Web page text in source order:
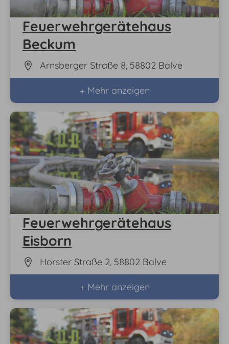
Feuerwehrgerätehaus
Beckum
Arnsberger Straße 8, 58802 Balve
+ Mehr anzeigen
Feuerwehrgerätehaus
Eisborn
Horster Straße 2, 58802 Balve
+ Mehr anzeigen